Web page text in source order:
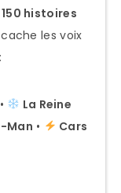
150 histoires
les voix
•
La Reine
Man •
Cars